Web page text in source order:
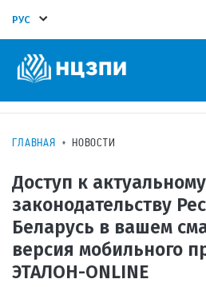
РУС
ГЛАВНАЯ НОВОСТИ
Доступ к актуальному
законодательству
Беларусь в вашем
версия мобильного
ЭТАЛОН-ONLINE